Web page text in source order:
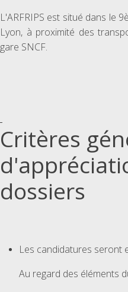
L'ARFRIPS est situé dans le
Lyon, à proximité des
gare SNCF.
Critères
dossiers
Les candidatures seront
Au regard des éléments